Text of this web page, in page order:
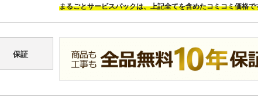
まるごとサービスパックは、上記全てを含めたコミコミ価格で
保証